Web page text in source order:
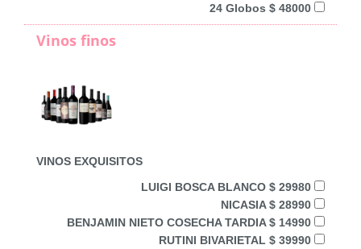
24 Globos $ 48000
Vinos finos
VINOS EXQUISITOS
LUIGI BOSCA BLANCO $ 29980
NICASIA $ 28990
BENJAMIN NIETO COSECHA TARDIA $ 14990
RUTINI BIVARIETAL $ 39990